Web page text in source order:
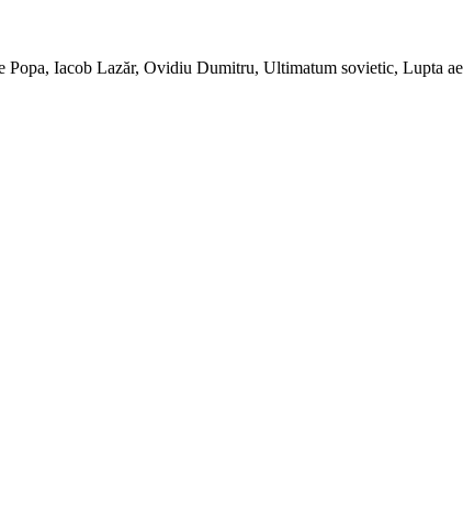
Popa, Iacob Lazăr, Ovidiu Dumitru, Ultimatum sovietic, Lupta